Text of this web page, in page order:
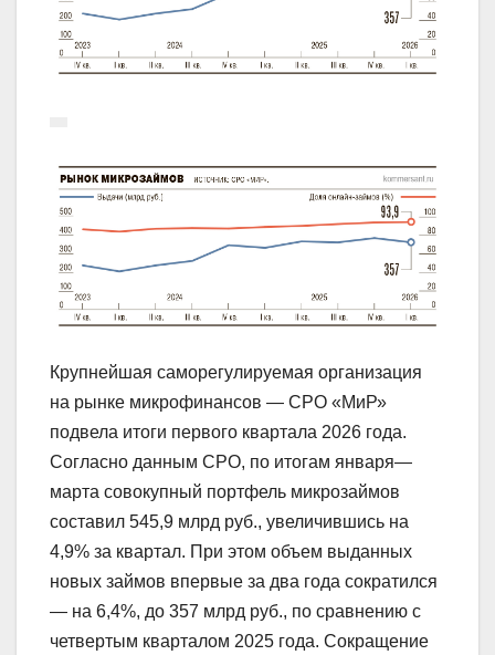
Крупнейшая саморегулируемая организация
на рынке микрофинансов — СРО «МиР»
подвела итоги первого квартала 2026 года.
Согласно данным СРО, по итогам января—
марта совокупный портфель микрозаймов
составил 545,9 млрд руб., увеличившись на
4,9% за квартал. При этом объем выданных
новых займов впервые за два года сократился
— на 6,4%, до 357 млрд руб., по сравнению с
четвертым кварталом 2025 года. Сокращение